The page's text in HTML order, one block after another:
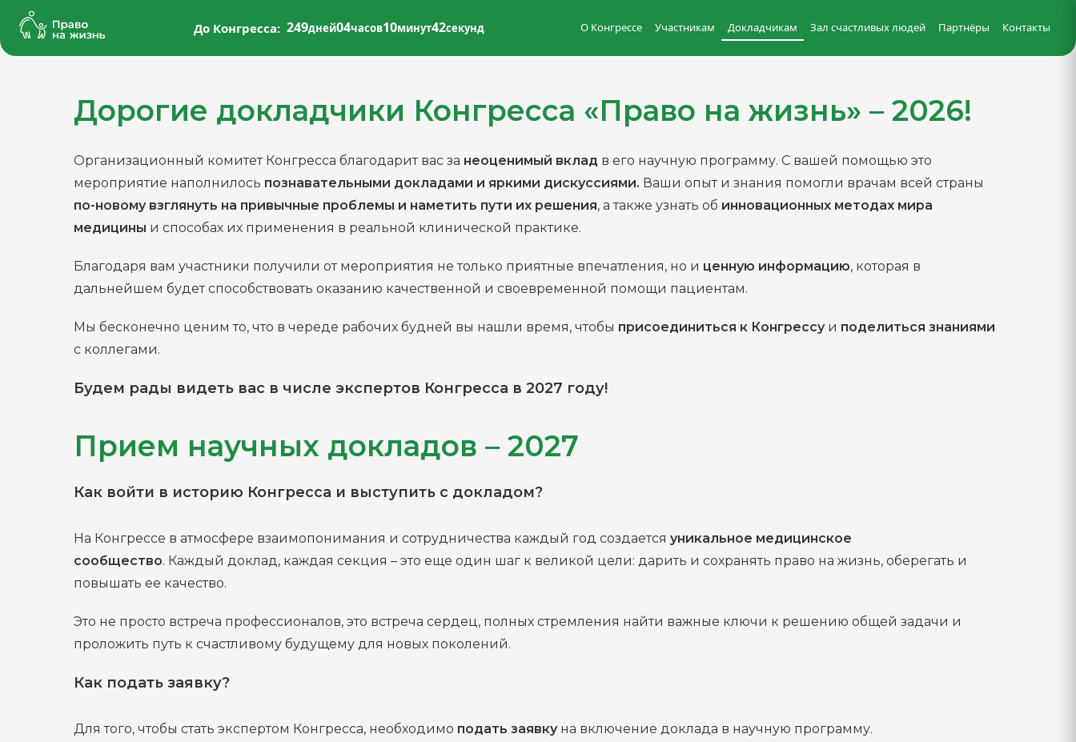
До Конгресса: 249дней04часов10минут41секунд О Конгрессе Участникам Докладчикам Зал счастливых людей Партнёры Контакты
Дорогие докладчики Конгресса «Право на жизнь» – 2026!
Организационный комитет Конгресса благодарит вас за неоценимый вклад в его научную программу. С вашей помощью это
мероприятие наполнилось познавательными докладами и яркими дискуссиями. Ваши опыт и знания помогли врачам всей страны
по-новому взглянуть на привычные проблемы и наметить пути их решения, а также узнать об инновационных методах мира
медицины и способах их применения в реальной клинической практике.
Благодаря вам участники получили от мероприятия не только приятные впечатления, но и ценную информацию, которая в
дальнейшем будет способствовать оказанию качественной и своевременной помощи пациентам.
Мы бесконечно ценим то, что в череде рабочих будней вы нашли время, чтобы присоединиться к Конгрессуи поделиться знаниями
с коллегами.
Будем рады видеть вас в числе экспертов Конгресса в 2027 году!
Прием научных докладов – 2027
Как войти в историю Конгресса и выступить с докладом?
На Конгрессе в атмосфере взаимопонимания и сотрудничества каждый год создается уникальное медицинское
сообщество. Каждый доклад, каждая секция – это еще один шаг к великой цели: дарить и сохранять право на жизнь, оберегать и
повышать ее качество.
Это не просто встреча профессионалов, это встреча сердец, полных стремления найти важные ключи к решению общей задачи и
проложить путь к счастливому будущему для новых поколений.
Как подать заявку?
Для того, чтобы стать экспертом Конгресса, необходимо подать заявкуна включение доклада в научную программу.